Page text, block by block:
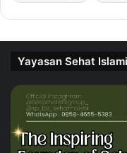
Yayasan Sehat